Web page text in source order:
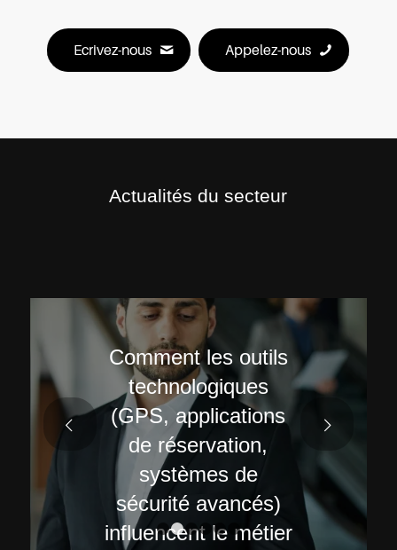
Ecrivez-nous Appelez-nous
Actualités du secteur
Comment les outils
technologiques
(GPS, applications
de réservation,
systèmes de
sécurité avancés)
influencent le métier
Suivant
1 2 3 5